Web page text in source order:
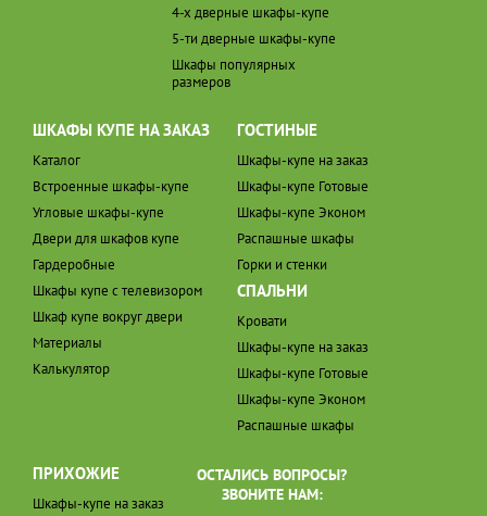
4-х дверные шкафы-купе
5-ти дверные шкафы-купе
Шкафы популярных
размеров
ШКАФЫ КУПЕ НА ЗАКАЗ
Каталог
Встроенные шкафы-купе
Угловые шкафы-купе
Двери для шкафов купе
Гардеробные
Шкафы купе с телевизором
Шкаф купе вокруг двери
Материалы
Калькулятор
ГОСТИНЫЕ
Шкафы-купе на заказ
Шкафы-купе Готовые
Шкафы-купе Эконом
Распашные шкафы
Горки и стенки
СПАЛЬНИ
Кровати
Шкафы-купе на заказ
Шкафы-купе Готовые
Шкафы-купе Эконом
Распашные шкафы
ПРИХОЖИЕ
Шкафы-купе на заказ
ОСТАЛИСЬ ВОПРОСЫ?
ЗВОНИТЕ НАМ: